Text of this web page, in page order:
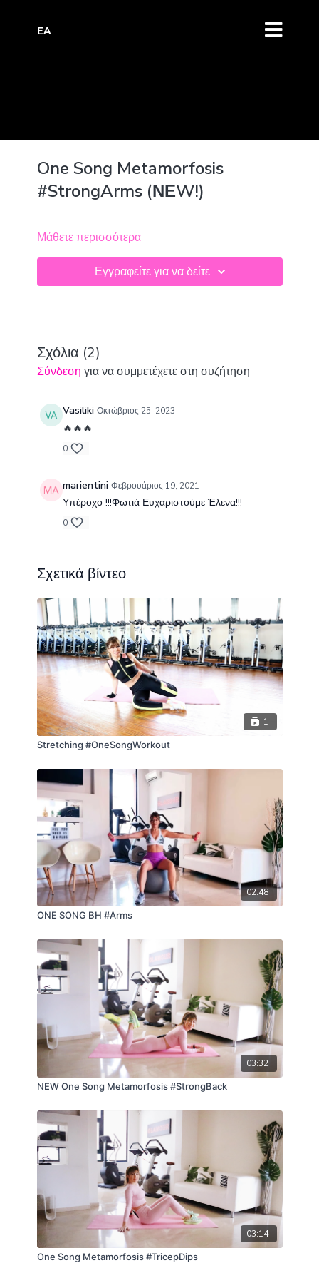
EA
One Song Metamorfosis
#StrongArms (ΝΕW!)
Μάθετε περισσότερα
Εγγραφείτε για να δείτε
Σχόλια (2)
Σύνδεση για να συμμετέχετε στη συζήτηση
Vasiliki Οκτώβριος 25, 2023
🔥🔥🔥
0
marientini Φεβρουάριος 19, 2021
Υπέροχο !!!Φωτιά Ευχαριστούμε Έλενα!!!
0
Σχετικά βίντεο
1
Stretching #OneSongWorkout
02:48
ONE SONG BH #Arms
03:32
NEW One Song Metamorfosis #StrongBack
03:14
One Song Metamorfosis #TricepDips